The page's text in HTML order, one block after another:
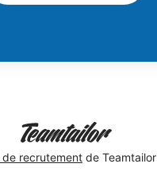
de recrutement de Teamtailor